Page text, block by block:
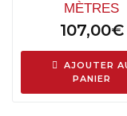
MÈTRES
107,00€
AJOUTER
PANIER